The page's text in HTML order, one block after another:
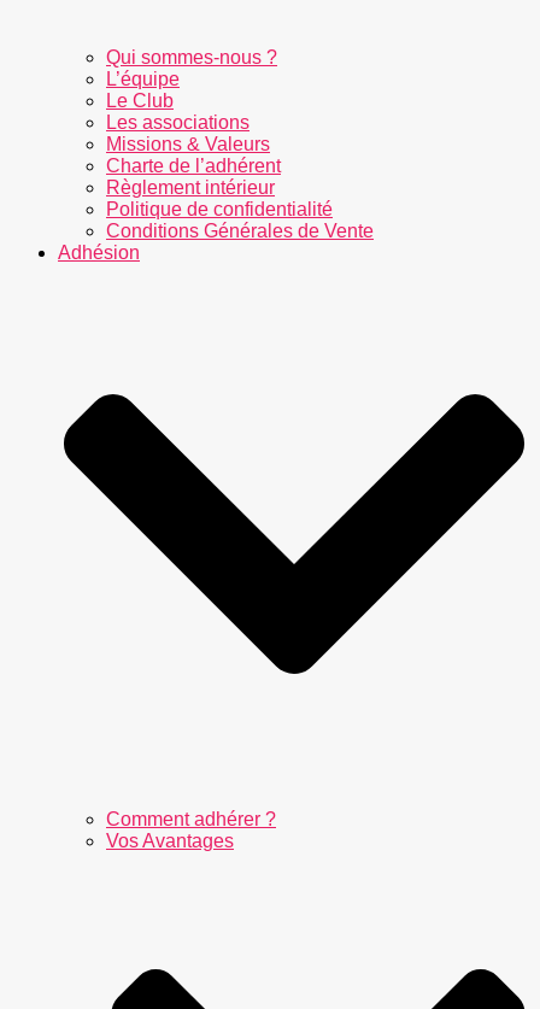
Qui sommes-nous ?
L’équipe
Le Club
Les associations
Missions & Valeurs
Charte de l’adhérent
Règlement intérieur
Politique de confidentialité
Conditions Générales de Vente
Adhésion
Comment adhérer ?
Vos Avantages